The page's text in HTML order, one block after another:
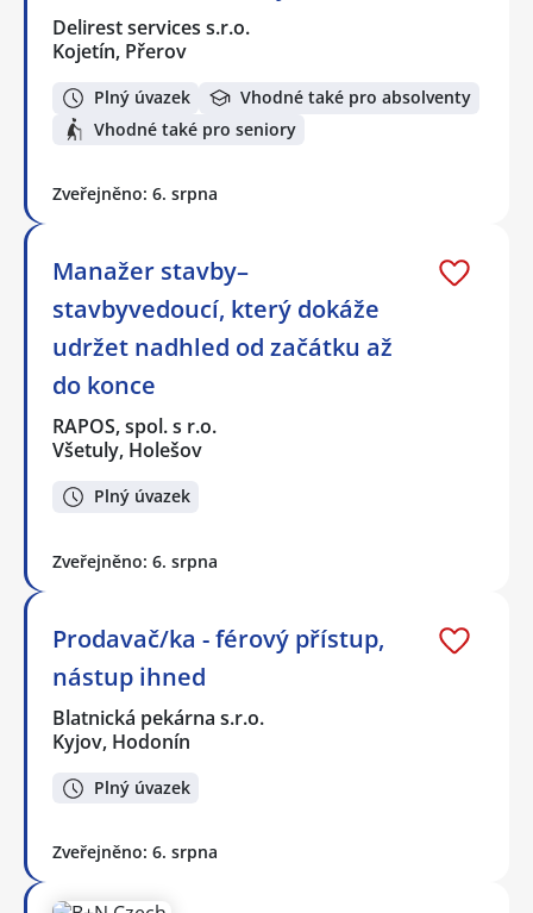
Delirest services s.r.o.
Kojetín, Přerov
Plný úvazek
Vhodné také pro absolventy
Vhodné také pro seniory
Zveřejněno: 6. srpna
Manažer stavby–
stavbyvedoucí, který dokáže
udržet nadhled od začátku až
do konce
RAPOS, spol. s r.o.
Všetuly, Holešov
Plný úvazek
Zveřejněno: 6. srpna
Prodavač/ka - férový přístup,
nástup ihned
Blatnická pekárna s.r.o.
Kyjov, Hodonín
Plný úvazek
Zveřejněno: 6. srpna